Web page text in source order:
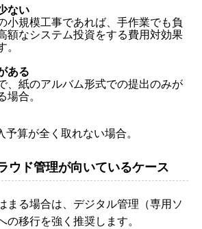
ない
小規模工事であれば、手作業でも負
額なシステム投資をする費用対効果
。
ある
、紙のアルバム形式での提出のみが
合。
算が全く取れない場合。
ウド管理が向いているケース
まる場合は、デジタル管理（専用ソ
移行を強く推奨します。